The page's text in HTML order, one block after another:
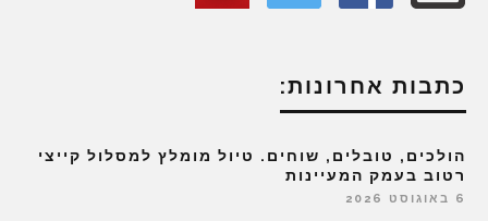
כתבות אחרונות:
הולכים, טובלים, שוחים. טיול מומלץ למסלול קייצי
רטוב בעמק המעיינות
6 באוגוסט 2026